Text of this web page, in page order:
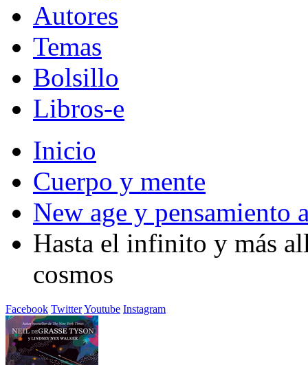
Autores
Temas
Bolsillo
Libros-e
Inicio
Cuerpo y mente
New age y pensamiento
Hasta el infinito y más
cosmos
Facebook TwitterYoutube Instagram